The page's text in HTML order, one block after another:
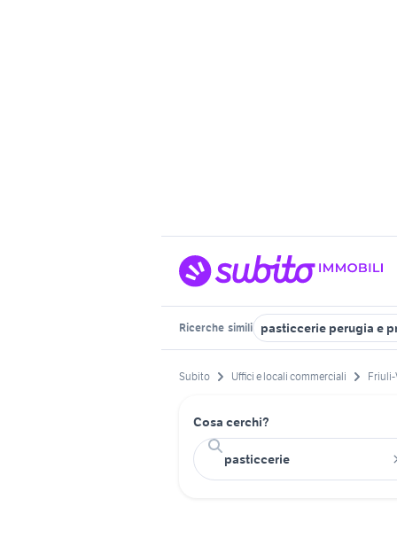
Ricerche simili pasticcerie perugia e
Subito Uffici e locali commerciali Friuli-
Cosa cerchi?